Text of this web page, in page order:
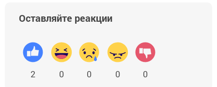
Оставляйте реакции
2 0 0 0 0